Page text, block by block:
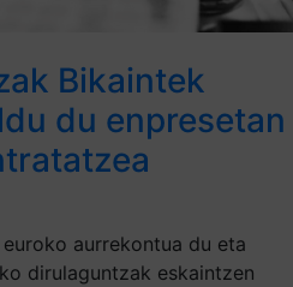
Bikaintek
du enpresetan
aurrekontua du eta
dirulaguntzak eskaintzen